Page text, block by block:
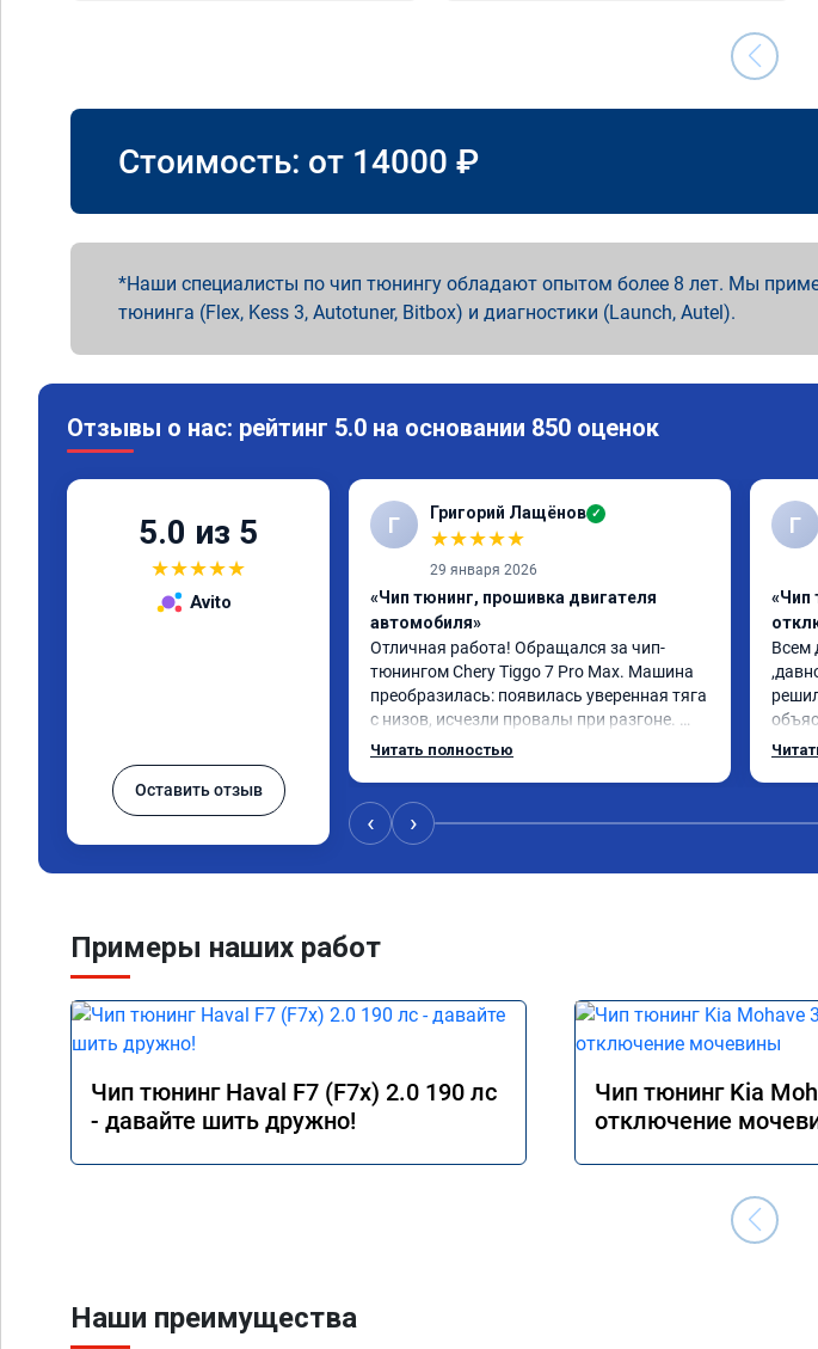
Стоимость: от 14000 ₽
Наши специалисты по чип тюнингу обладают опытом более 8 лет. Мы
тюнинга (Flex, Kess 3, Autotuner, Bitbox) и диагностики (Launch, Autel).
Отзывы о нас: рейтинг 5.0 на основании 850 оценок
5.0 из 5
★★★★★
Avito
Оставить отзыв
Г Григорий Лащёнов ✓
★★★★★
29 января 2026
«Чип тюнинг, прошивка двигателя
автомобиля»
Отличная работа! Обращался за чип-
тюнингом Chery Tiggo 7 Pro Max. Машина
преобразилась: появилась уверенная тяга
с низов, исчезли провалы при разгоне.
Расход в спокойном режиме даже немного
всем, кто сомневается.
Читать полностью
Г
«Чип
Всем
‹ ›
Примеры наших работ
Чип тюнинг Haval F7 (F7x) 2.0 190 лс
- давайте шить дружно!
Чип тюнинг Kia
отключение
Наши преимущества